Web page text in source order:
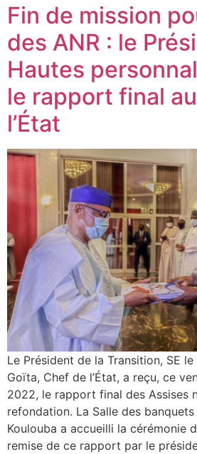
Fin de mission
des ANR : le
Hautes
le rapport final
l’État
Le Président de la Transition, SE
Goïta, Chef de l’État, a reçu, ce
2022, le rapport final des Assises
refondation. La Salle des
Koulouba a accueilli la cérémonie
remise de ce rapport par le